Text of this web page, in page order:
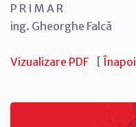
P R I M A R
ing. Gheorghe Falcă
Vizualizare PDF [ Înapoi